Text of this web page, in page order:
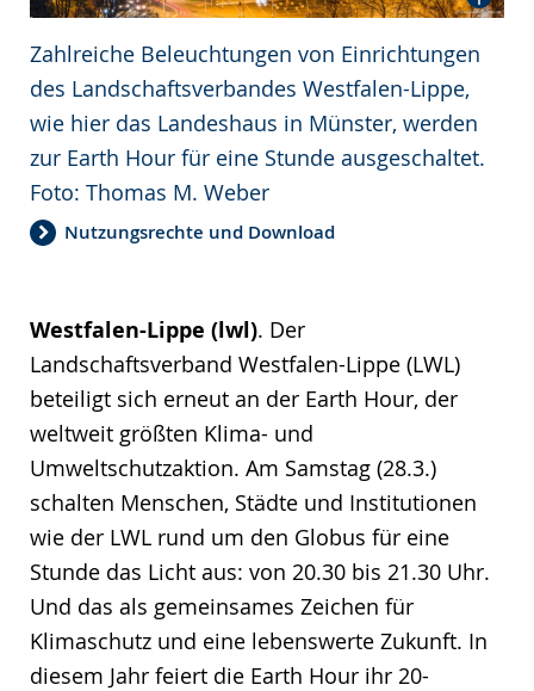
Zahlreiche Beleuchtungen von Einrichtungen
des Landschaftsverbandes Westfalen-Lippe,
wie hier das Landeshaus in Münster, werden
zur Earth Hour für eine Stunde ausgeschaltet.
Foto: Thomas M. Weber
Nutzungsrechte und Download
Westfalen-Lippe (lwl). Der
Landschaftsverband Westfalen-Lippe (LWL)
beteiligt sich erneut an der Earth Hour, der
weltweit größten Klima- und
Umweltschutzaktion. Am Samstag (28.3.)
schalten Menschen, Städte und Institutionen
wie der LWL rund um den Globus für eine
Stunde das Licht aus: von 20.30 bis 21.30 Uhr.
Und das als gemeinsames Zeichen für
Klimaschutz und eine lebenswerte Zukunft. In
diesem Jahr feiert die Earth Hour ihr 20-